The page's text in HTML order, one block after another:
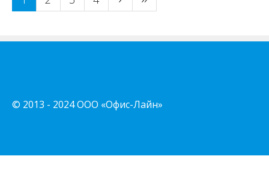
© 2013 - 2024 ООО «Офис-Лайн»